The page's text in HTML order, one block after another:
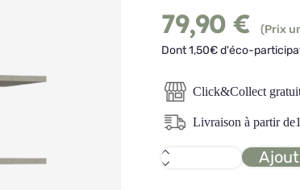
79,90 €
(Prix
Dont 1,50€ d'éco-
Click&Collect
Livraison à partir de
quantité
de